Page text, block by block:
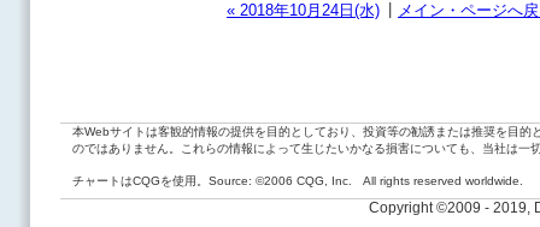
« 2018年10月24日(水) メイン・ページへ
本Webサイトは客観的情報の提供を目的としており、投資等の勧誘または推奨を目
のではありません。これらの情報によって生じたいかなる損害についても、当社は一
チャートはCQGを使用。Source: ©2006 CQG, Inc. All rights reserved worldwide.
Copyright ©2009 - 2019,